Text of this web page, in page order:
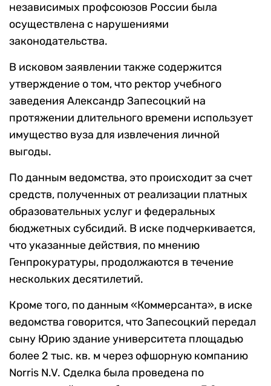
независимых профсоюзов России была
осуществлена с нарушениями
законодательства.
В исковом заявлении также содержится
утверждение о том, что ректор учебного
заведения Александр Запесоцкий на
протяжении длительного времени использует
имущество вуза для извлечения личной
выгоды.
По данным ведомства, это происходит за счет
средств, полученных от реализации платных
образовательных услуг и федеральных
бюджетных субсидий. В иске подчеркивается,
что указанные действия, по мнению
Генпрокуратуры, продолжаются в течение
нескольких десятилетий.
Кроме того, по данным «Коммерсанта», в иске
ведомства говорится, что Запесоцкий передал
сыну Юрию здание университета площадью
более 2 тыс. кв. м через офшорную компанию
Norris N.V. Сделка была проведена по